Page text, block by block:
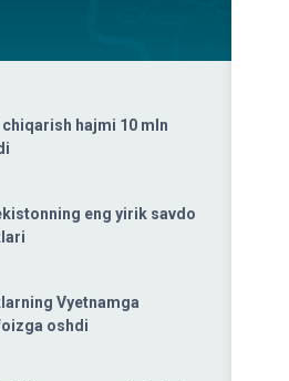
hajmi 10 mln
eng yirik savdo
Vyetnamga
oshdi